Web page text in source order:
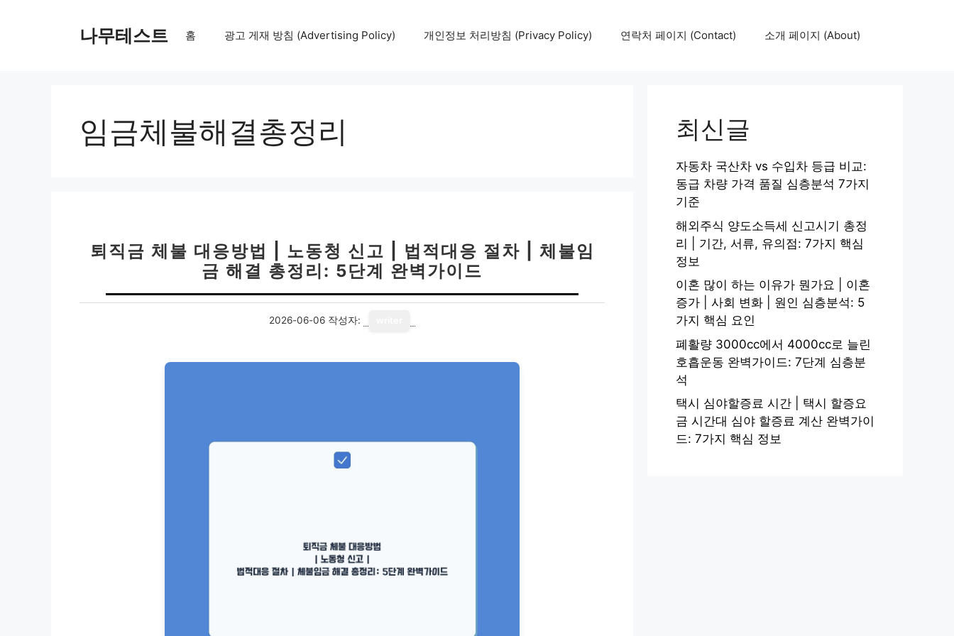
나무테스트 홈 광고 게재 방침 (Advertising Policy) 개인정보 처리방침 (Privacy Policy) 연락처 페이지 (Contact) 소개 페이지 (About)
임금체불해결총정리
퇴직금 체불 대응방법 | 노동청 신고 | 법적대응 절차 | 체불임
금 해결 총정리: 5단계 완벽가이드
2026-06-06 작성자:
최신글
자동차 국산차 vs 수입차 등급 비교:
동급 차량 가격 품질 심층분석 7가지
기준
해외주식 양도소득세 신고시기 총정
리 | 기간, 서류, 유의점: 7가지 핵심
정보
이혼 많이 하는 이유가 뭔가요 | 이혼
증가 | 사회 변화 | 원인 심층분석: 5
가지 핵심 요인
폐활량 3000cc에서 4000cc로 늘린
호흡운동 완벽가이드: 7단계 심층분
석
택시 심야할증료 시간 | 택시 할증요
금 시간대 심야 할증료 계산 완벽가이
드: 7가지 핵심 정보